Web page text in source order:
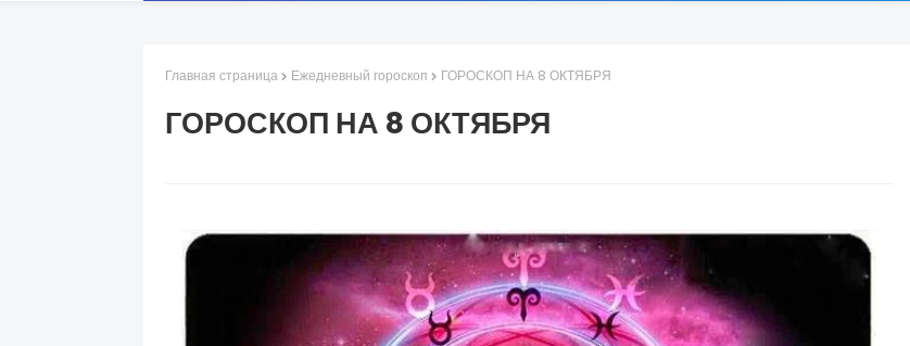
Главная страница Ежедневный гороскоп ГОРОСКОП НА 8 ОКТЯБРЯ
ГОРОСКОП НА 8 ОКТЯБРЯ